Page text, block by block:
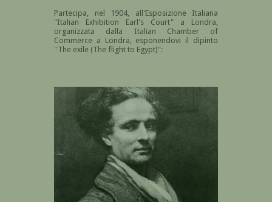
Partecipa, nel 1904, all'Esposizione Italiana
"Italian Exhibition Earl's Court" a Londra,
organizzata dalla Italian Chamber of
Commerce a Londra, esponendovi il dipinto
"The exile (The flight to Egypt)":